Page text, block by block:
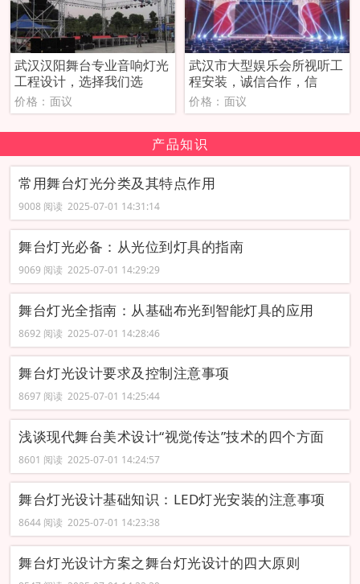
武汉汉阳舞台专业音响灯光
工程设计，选择我们选
价格：面议
武汉市大型娱乐会所视听工
程安装，诚信合作，信
价格：面议
产品知识
常用舞台灯光分类及其特点作用
9008 阅读 2025-07-01 14:31:14
舞台灯光必备：从光位到灯具的指南
9069 阅读 2025-07-01 14:29:29
舞台灯光全指南：从基础布光到智能灯具的应用
8692 阅读 2025-07-01 14:28:46
舞台灯光设计要求及控制注意事项
8697 阅读 2025-07-01 14:25:44
浅谈现代舞台美术设计“视觉传达”技术的四个方面
8601 阅读 2025-07-01 14:24:57
舞台灯光设计基础知识：LED灯光安装的注意事项
8644 阅读 2025-07-01 14:23:38
舞台灯光设计方案之舞台灯光设计的四大原则